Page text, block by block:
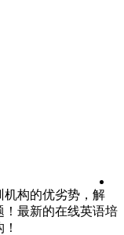
机构的优劣势，解
！最新的在线英语培